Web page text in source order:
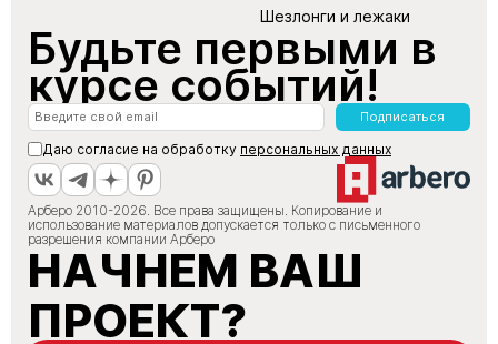
Шезлонги и лежаки
Будьте первыми в
курсе событий!
Подписаться
Даю согласие на обработку персональных данных
Арберо 2010-2026. Все права защищены. Копирование и
использование материалов допускается только с письменного
разрешения компании Арберо
НАЧНЕМ ВАШ
ПРОЕКТ?